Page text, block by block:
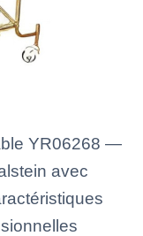
YR06268 —
avec